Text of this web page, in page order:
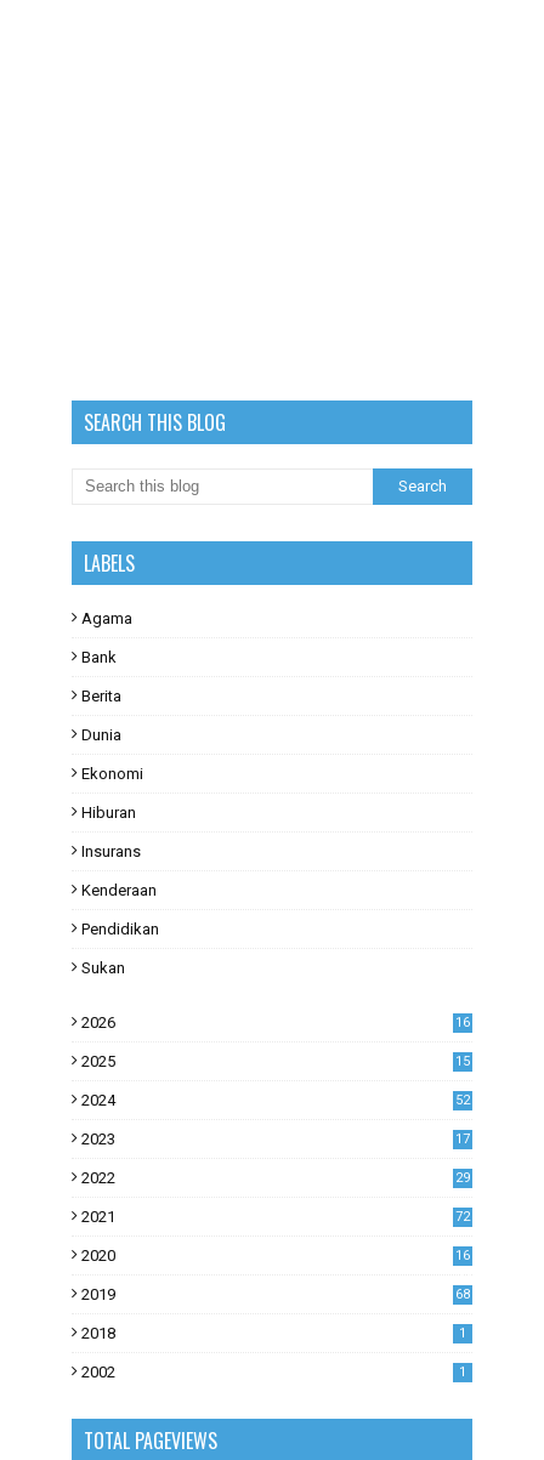
SEARCH THIS BLOG
LABELS
Agama
Bank
Berita
Dunia
Ekonomi
Hiburan
Insurans
Kenderaan
Pendidikan
Sukan
2026 16
2025 15
2024 52
2023
17
2022
29
2021
72
2020
16
2019
68
2018 1
2002 1
TOTAL PAGEVIEWS